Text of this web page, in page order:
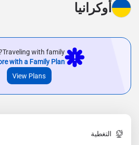
أوكرانيا
Traveling with family?
with a Family Plan.
View Plans
التغطية